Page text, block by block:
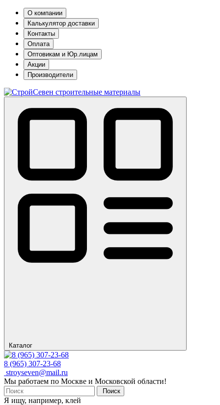
О компании
Калькулятор доставки
Контакты
Оплата
Оптовикам и Юр.лицам
Акции
Производители
Каталог
8 (965) 307-23-68
stroyseven@mail.ru
Мы работаем по Москве и Московской области!
Поиск
Я ищу, например, клей